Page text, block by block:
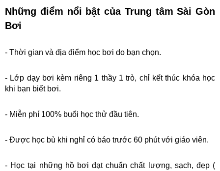
Những điểm nổi bật của Trung tâm Sài Gòn
Bơi
- Thời gian và địa điểm học bơi do bạn chọn.
- Lớp dạy bơi kèm riêng 1 thầy 1 trò, chỉ kết thúc khóa học
khi bạn biết bơi.
- Miễn phí 100% buổi học thử đầu tiên.
- Được học bù khi nghỉ có báo trước 60 phút với giáo viên.
- Học tại những hồ bơi đạt chuẩn chất lượng, sạch, đẹp (